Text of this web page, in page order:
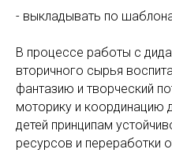
- выкладывать по
В процессе работы с
вторичного сырья
фантазию и творческий
моторику и координацию
детей принципам
ресурсов и переработки